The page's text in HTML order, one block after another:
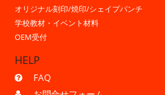
オリジナル刻印/焼印/シェイプパンチ
学校教材・イベント材料
OEM受付
HELP
FAQ